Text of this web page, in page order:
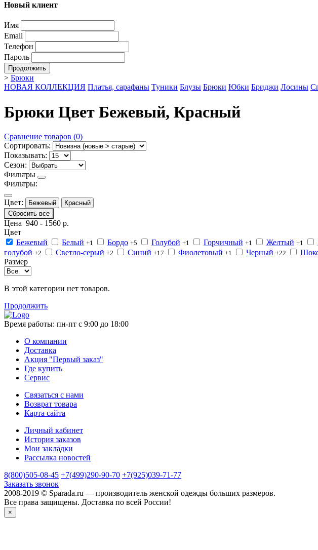
Новый клиент
Имя
Email
Телефон
Пароль
Продолжить
> Брюки
НОВАЯ КОЛЛЕКЦИЯ Платья, сарафаны Туники Блузы Брюки Юбки Бриджи Лосины
Брюки Цвет Бежевый, Красный
Сравнение товаров (0)
Сортировать:
Показывать:
Сезон:
Фильтры
Фильтры:
Цвет: Бежевый
Красный
Сбросить все
Цена 940 - 1560 р.
Цвет
Бежевый
Белый +1 Бордо +5 Голубой +1 Горчичный +1 Желтый +1
голубой +2 Светло-серый +2 Синий +17 Фиолетовый +1 Черный +22
Размер
В этой категории нет товаров.
Продолжить
Время работы: пн-пт с 9:00 до 18:00
О компании
Доставка
Акция "Первый заказ"
Где купить
Сервис
Связаться с нами
Возврат товара
Карта сайта
Личный кабинет
История заказов
Мои закладки
Рассылка новостей
8(800)505-08-45 +7(499)290-90-70 +7(925)039-71-77
Заказать звонок
2008-2019 © Sparada.ru — производитель женской одежды больших размеров.
Все права защищены. Доставка по всей России!
×